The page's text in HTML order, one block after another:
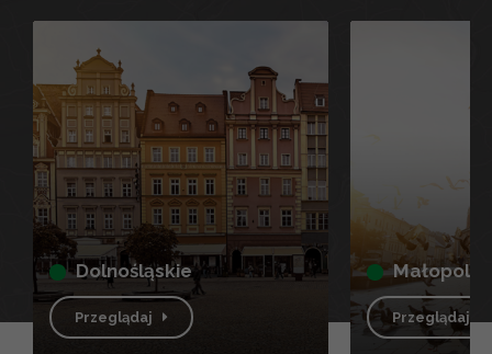
dolnośląskie
Przeglądaj Przeglądaj